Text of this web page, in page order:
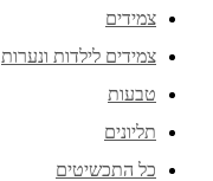
צמידים
צמידים לילדות ונערות
טבעות
תליונים
כל התכשיטים